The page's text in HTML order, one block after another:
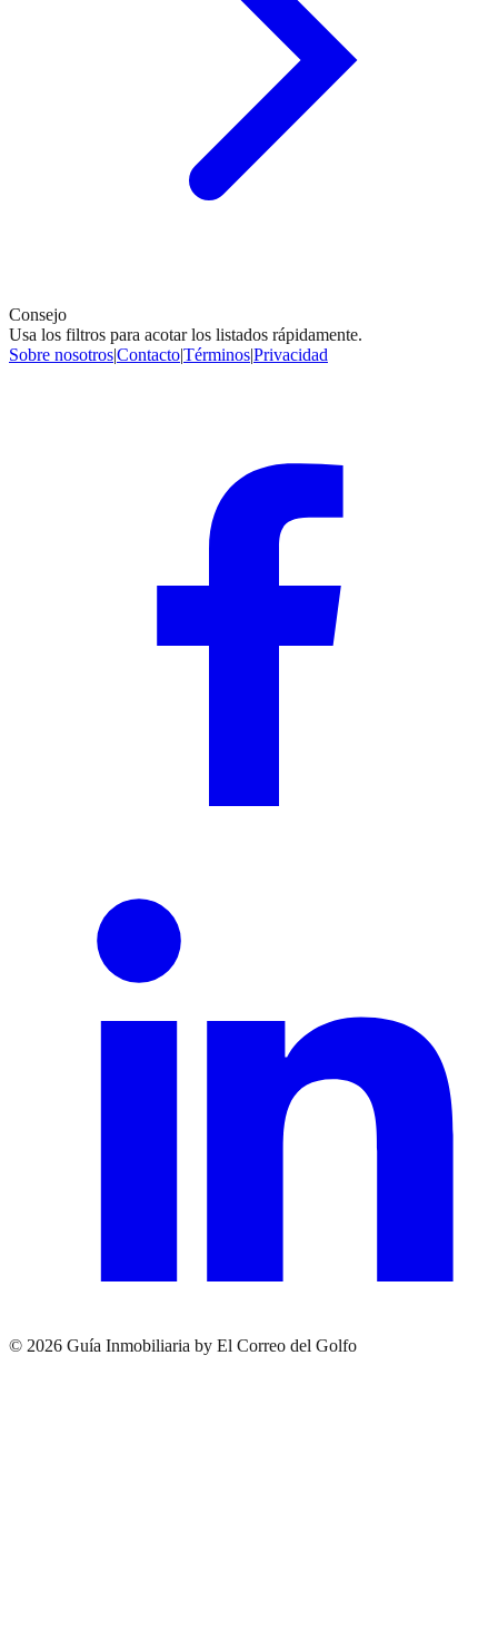
Consejo
Usa los filtros para acotar los listados rápidamente.
Sobre nosotros|Contacto|Términos|Privacidad
© 2026 Guía Inmobiliaria by El Correo del Golfo